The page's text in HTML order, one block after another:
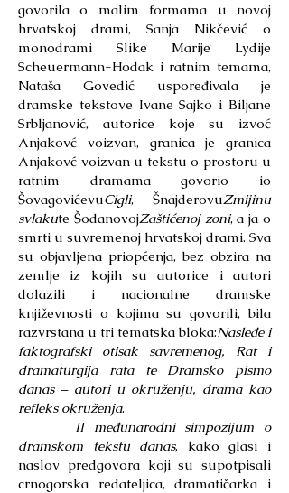
govorila o malim formama u novoj
hrvatskoj drami, Sanja Nikčević o
monodrami Slike Marije Lydije
Scheuermann-Hodak i ratnim temama,
Nataša Govedić uspoređivala je
dramske tekstove Ivane Sajko i Biljane
Srbljanović, autorice koje su izvoć
Anjakovć voizvan, granica je granica
Anjakovć voizvan u tekstu o prostoru u
ratnim dramama govorio io
ŠovagovićevuCigli, ŠnajderovuZmijinu
svlakute ŠodanovojZaštićenoj zoni, a ja o
smrti u suvremenoj hrvatskoj drami. Sva
su objavljena priopćenja, bez obzira na
zemlje iz kojih su autorice i autori
dolazili i nacionalne dramske
književnosti o kojima su govorili, bila
razvrstana u tri tematska bloka:Nasleđe i
faktografski otisak savremenog, Rat i
dramaturgija rata te Dramsko pismo
danas – autori u okruženju, drama kao
refleks okruženja.
II međunarodni simpozijum o
dramskom tekstu danas, kako glasi i
naslov predgovora koji su supotpisali
crnogorska redateljica, dramatičarka i